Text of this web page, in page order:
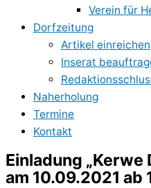
Verein für
Dorfzeitung
Artikel einreichen
Inserat
Naherholung
Termine
Kontakt
Einladung
am 10.09.2021 ab